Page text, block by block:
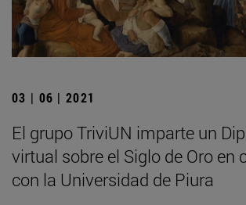
03 | 06 | 2021
El grupo TriviUN imparte un
virtual sobre el Siglo de Oro en
con la Universidad de Piura